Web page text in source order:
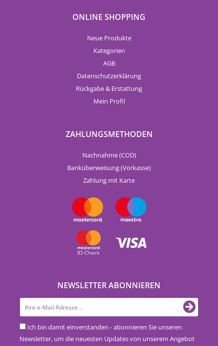
ONLINE SHOPPING
Neue Produkte
Kategorien
AGB
Datenschutzerklärung
Rückgabe & Erstattung
Mein Profil
ZAHLUNGSMETHODEN
Nachnahme (COD)
Banküberweisung (Vorkasse)
Zahlung mit Karte
NEWSLETTER ABONNIEREN
Ich bin damit einverstanden - abonnieren Sie unseren
Newsletter, um die neuesten Updates von unserem Angebot